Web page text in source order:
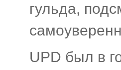
гульда,
UPD был в